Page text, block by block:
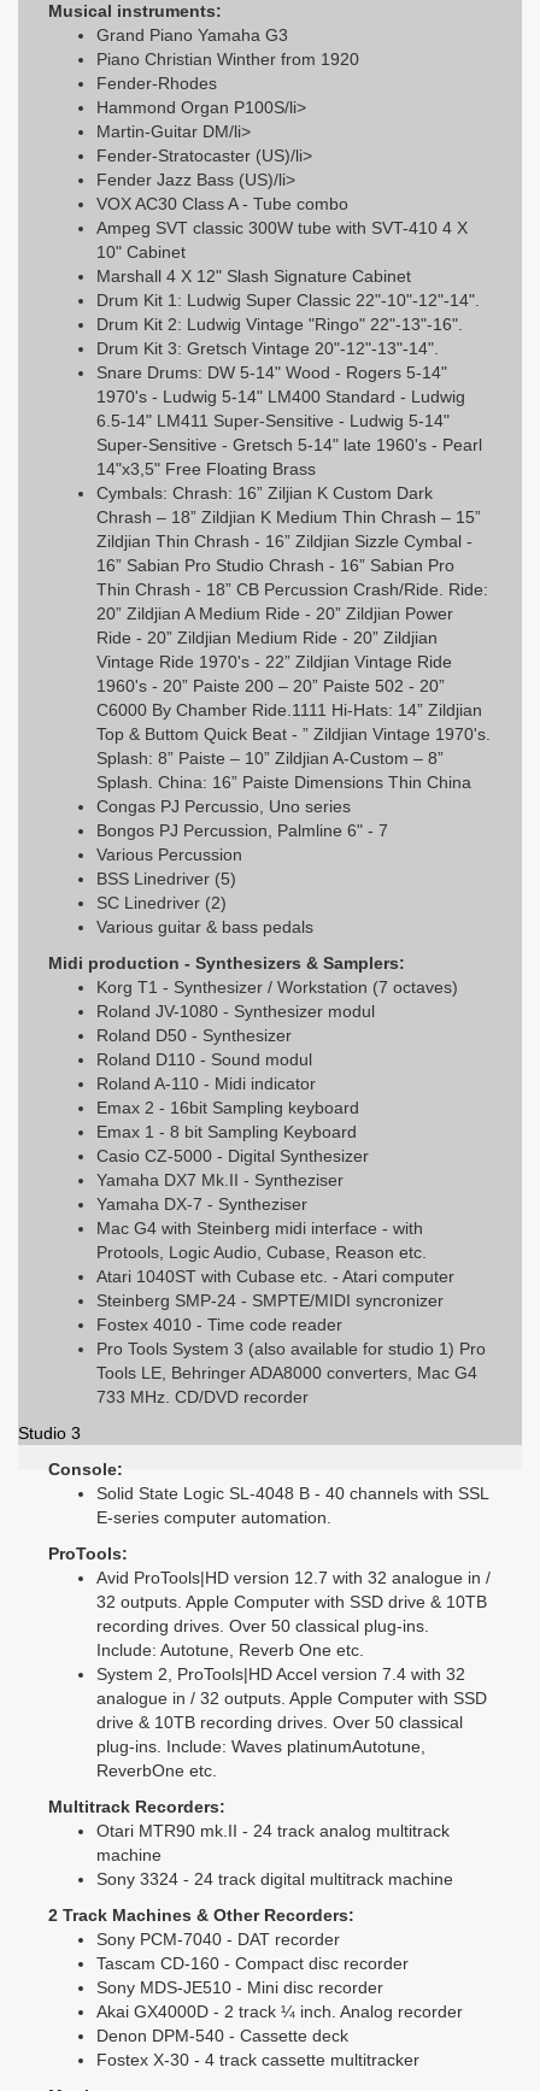
Musical instruments:
Grand Piano Yamaha G3
Piano Christian Winther from 1920
Fender-Rhodes
Hammond Organ P100S/li>
Martin-Guitar DM/li>
Fender-Stratocaster (US)/li>
Fender Jazz Bass (US)/li>
VOX AC30 Class A - Tube combo
Ampeg SVT classic 300W tube with SVT-410 4 X
10" Cabinet
Marshall 4 X 12" Slash Signature Cabinet
Drum Kit 1: Ludwig Super Classic 22"-10"-12"-14".
Drum Kit 2: Ludwig Vintage "Ringo" 22"-13"-16".
Drum Kit 3: Gretsch Vintage 20"-12"-13"-14".
Snare Drums: DW 5-14" Wood - Rogers 5-14"
1970's - Ludwig 5-14" LM400 Standard - Ludwig
6.5-14" LM411 Super-Sensitive - Ludwig 5-14"
Super-Sensitive - Gretsch 5-14" late 1960's - Pearl
14"x3,5" Free Floating Brass
Cymbals: Chrash: 16” Ziljian K Custom Dark
Chrash – 18” Zildjian K Medium Thin Chrash – 15”
Zildjian Thin Chrash - 16” Zildjian Sizzle Cymbal -
16” Sabian Pro Studio Chrash - 16” Sabian Pro
Thin Chrash - 18” CB Percussion Crash/Ride. Ride:
20” Zildjian A Medium Ride - 20” Zildjian Power
Ride - 20” Zildjian Medium Ride - 20” Zildjian
Vintage Ride 1970's - 22” Zildjian Vintage Ride
1960's - 20” Paiste 200 – 20” Paiste 502 - 20”
C6000 By Chamber Ride.1111 Hi-Hats: 14” Zildjian
Top & Buttom Quick Beat - ” Zildjian Vintage 1970's.
Splash: 8” Paiste – 10” Zildjian A-Custom – 8”
Splash. China: 16” Paiste Dimensions Thin China
Congas PJ Percussio, Uno series
Bongos PJ Percussion, Palmline 6" - 7
Various Percussion
BSS Linedriver (5)
SC Linedriver (2)
Various guitar & bass pedals
Midi production - Synthesizers & Samplers:
Korg T1 - Synthesizer / Workstation (7 octaves)
Roland JV-1080 - Synthesizer modul
Roland D50 - Synthesizer
Roland D110 - Sound modul
Roland A-110 - Midi indicator
Emax 2 - 16bit Sampling keyboard
Emax 1 - 8 bit Sampling Keyboard
Casio CZ-5000 - Digital Synthesizer
Yamaha DX7 Mk.II - Syntheziser
Yamaha DX-7 - Syntheziser
Mac G4 with Steinberg midi interface - with
Protools, Logic Audio, Cubase, Reason etc.
Atari 1040ST with Cubase etc. - Atari computer
Steinberg SMP-24 - SMPTE/MIDI syncronizer
Fostex 4010 - Time code reader
Pro Tools System 3 (also available for studio 1) Pro
Tools LE, Behringer ADA8000 converters, Mac G4
733 MHz. CD/DVD recorder
Studio 3
Console:
Solid State Logic SL-4048 B - 40 channels with SSL
E-series computer automation.
ProTools:
Avid ProTools|HD version 12.7 with 32 analogue in /
32 outputs. Apple Computer with SSD drive & 10TB
recording drives. Over 50 classical plug-ins.
Include: Autotune, Reverb One etc.
System 2, ProTools|HD Accel version 7.4 with 32
analogue in / 32 outputs. Apple Computer with SSD
drive & 10TB recording drives. Over 50 classical
plug-ins. Include: Waves platinumAutotune,
ReverbOne etc.
Multitrack Recorders:
Otari MTR90 mk.II - 24 track analog multitrack
machine
Sony 3324 - 24 track digital multitrack machine
2 Track Machines & Other Recorders:
Sony PCM-7040 - DAT recorder
Tascam CD-160 - Compact disc recorder
Sony MDS-JE510 - Mini disc recorder
Akai GX4000D - 2 track ¼ inch. Analog recorder
Denon DPM-540 - Cassette deck
Fostex X-30 - 4 track cassette multitracker